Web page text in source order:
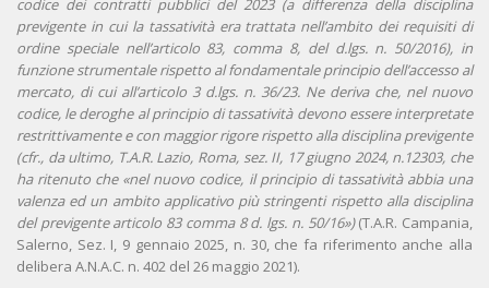
codice dei contratti pubblici del 2023 (a differenza della disciplina
previgente in cui la tassatività era trattata nell’ambito dei requisiti di
ordine speciale nell’articolo 83, comma 8, del d.lgs. n. 50/2016), in
funzione strumentale rispetto al fondamentale principio dell’accesso al
mercato, di cui all’articolo 3 d.lgs. n. 36/23. Ne deriva che, nel nuovo
codice, le deroghe al principio di tassatività devono essere interpretate
restrittivamente e con maggior rigore rispetto alla disciplina previgente
(cfr., da ultimo, T.A.R. Lazio, Roma, sez. II, 17 giugno 2024, n.12303, che
ha ritenuto che «nel nuovo codice, il principio di tassatività abbia una
valenza ed un ambito applicativo più stringenti rispetto alla disciplina
del previgente articolo 83 comma 8 d. lgs. n. 50/16»)(T.A.R. Campania,
Salerno, Sez. I, 9 gennaio 2025, n. 30, che fa riferimento anche alla
delibera A.N.A.C. n. 402 del 26 maggio 2021).